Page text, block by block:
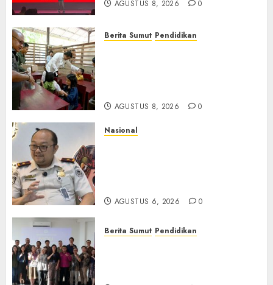
AGUSTUS 8, 2026 0
Berita Sumut Pendidikan
AGUSTUS 8, 2026 0
Nasional
AGUSTUS 6, 2026 0
Berita Sumut Pendidikan